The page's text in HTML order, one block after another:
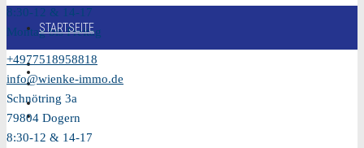
8:30-12 & 14-17
Montag bis Freitag
STARTSEITE
VERKAUFEN
+4977518958818
info@wienke-immo.de
Schnötring 3a
79804 Dogern
8:30-12 & 14-17